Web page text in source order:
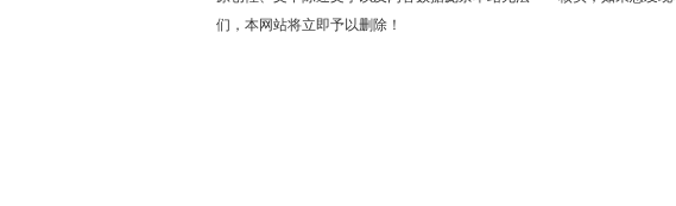
们，本网站将立即予以删除！